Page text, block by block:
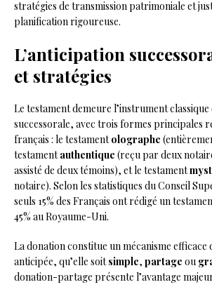
stratégies de transmission patrimoniale et
planification rigoureuse.
L’anticipation
et stratégies
Le testament demeure l’instrument classique
successorale, avec trois formes principales
français : le testamentolographe
testamentauthentique (reçu par deux
assisté de deux témoins), et le testament
notaire). Selon les statistiques du Conseil
seuls 15% des Français ont rédigé un
45% au Royaume-Uni.
La donation constitue un mécanisme efficace
anticipée, qu’elle soitsimple, partage ou
donation-partage présente l’avantage